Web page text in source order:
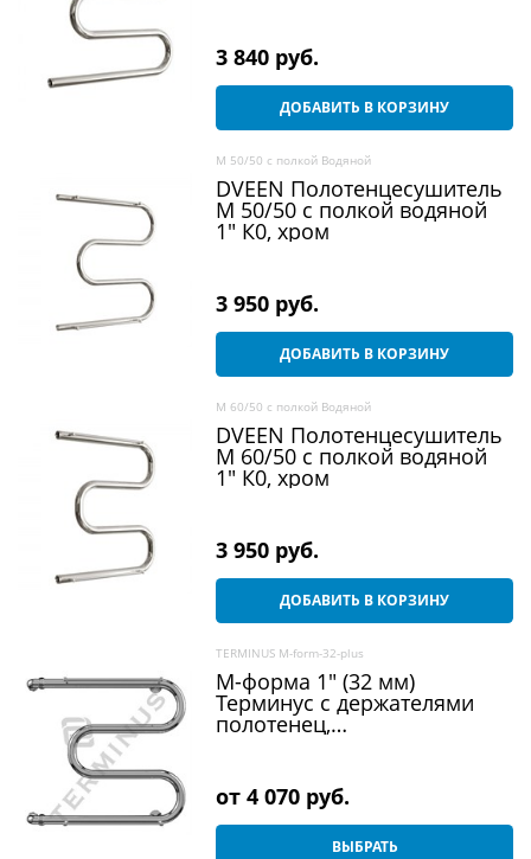
3 840 руб.
ДОБАВИТЬ В КОРЗИНУ
M 50/50 c полкой Водяной
DVEEN Полотенцесушитель
M 50/50 c полкой водяной
1" К0, хром
3 950 руб.
ДОБАВИТЬ В КОРЗИНУ
M 60/50 c полкой Водяной
DVEEN Полотенцесушитель
M 60/50 c полкой водяной
1" К0, хром
3 950 руб.
ДОБАВИТЬ В КОРЗИНУ
TERMINUS M-form-32-plus
М-форма 1" (32 мм)
Терминус с держателями
полотенец,
водяной
от4 070 руб.
ВЫБРАТЬ